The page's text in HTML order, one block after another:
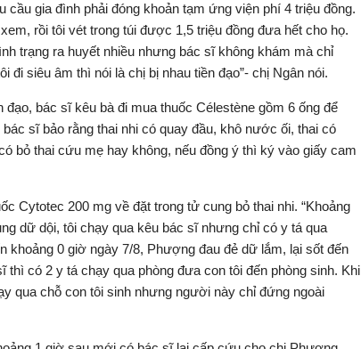
gia đình phải đóng khoản tạm ứng viện phí 4 triệu đồng.
rồi tôi vét trong túi được 1,5 triệu đồng đưa hết cho họ.
trạng ra huyết nhiều nhưng bác sĩ không khám mà chỉ
siêu âm thì nói là chị bị nhau tiền đạo”- chị Ngân nói.
bác sĩ kêu bà đi mua thuốc Célestène gồm 6 ống để
sĩ bảo rằng thai nhi có quay đầu, khô nước ối, thai có
bỏ thai cứu mẹ hay không, nếu đồng ý thì ký vào giấy cam
Cytotec 200 mg về đặt trong tử cung bỏ thai nhi. “Khoảng
dữ dội, tôi chạy qua kêu bác sĩ nhưng chỉ có y tá qua
khoảng 0 giờ ngày 7/8, Phượng đau đẻ dữ lắm, lại sốt đến
có 2 y tá chạy qua phòng đưa con tôi đến phòng sinh. Khi
qua chỗ con tôi sinh nhưng người này chỉ đứng ngoài